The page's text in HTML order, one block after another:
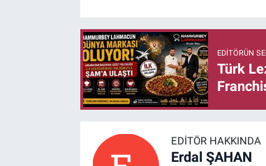
EDITÖRÜN
Türk
EDITÖR HAKKINDA
Erdal ŞAHAN